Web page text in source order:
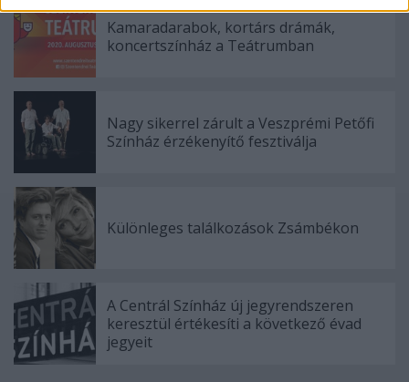
functionality and fraud prevention, and other
user protection.Kamaradarabok, kortárs drámák,
koncertszínház a Teátrumban
Nagy sikerrel zárult a Veszprémi Petőfi
Színház érzékenyítő fesztiválja
Különleges találkozások Zsámbékon
A Centrál Színház új jegyrendszeren
keresztül értékesíti a következő évad
jegyeit